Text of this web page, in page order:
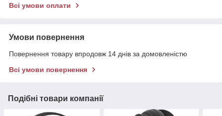
Всі умови оплати
Умови повернення
Повернення товару впродовж 14 днів за домовленістю
Всі умови повернення
Подібні товари компанії